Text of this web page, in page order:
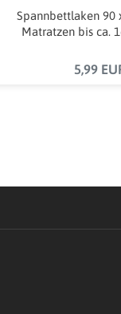
Spannbettlaken 90
Matratzen bis ca.
5,99